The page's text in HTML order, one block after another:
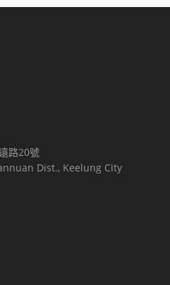
路20號
Dist., Keelung City